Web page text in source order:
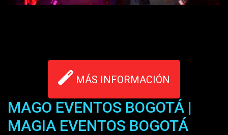
MÁS INFORMACIÓN
MAGO EVENTOS BOGOTÁ |
MAGIA EVENTOS BOGOTÁ